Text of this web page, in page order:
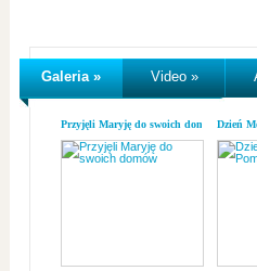
Galeria » Video »
Przyjęli Maryję do swoich domówDzień